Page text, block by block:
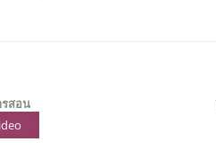
สอน